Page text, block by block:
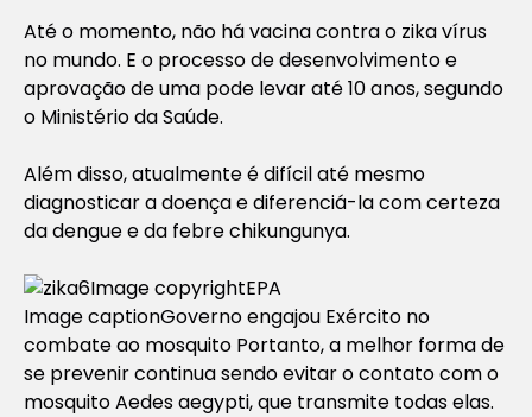
Até o momento, não há vacina contra o zika vírus
no mundo. E o processo de desenvolvimento e
aprovação de uma pode levar até 10 anos, segundo
o Ministério da Saúde.
Além disso, atualmente é difícil até mesmo
diagnosticar a doença e diferenciá-la com certeza
da dengue e da febre chikungunya.
Image copyrightEPA
Image captionGoverno engajou Exército no
combate ao mosquito Portanto, a melhor forma de
se prevenir continua sendo evitar o contato com o
mosquitoAedes aegypti, que transmite todas elas.